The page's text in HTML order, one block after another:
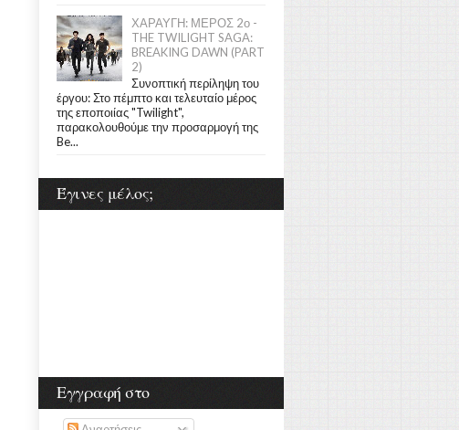
ΧΑΡΑΥΓΗ: ΜΕΡΟΣ 2ο -
THE TWILIGHT SAGA:
BREAKING DAWN (PART
2)
Συνοπτική περίληψη του
έργου: Στο πέμπτο και τελευταίο μέρος
της εποποιίας "Twilight",
παρακολουθούμε την προσαρμογή της
Be...
Έγινες μέλος;
Εγγραφή στο